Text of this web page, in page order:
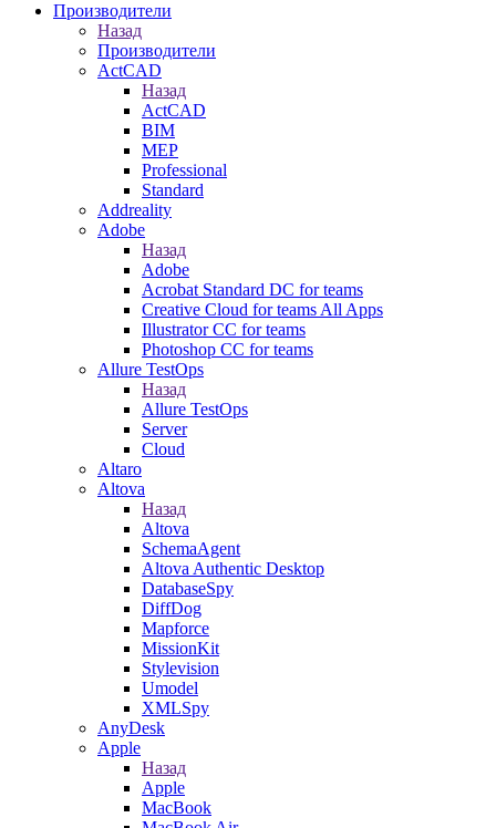
Производители
Назад
Производители
ActCAD
Назад
ActCAD
BIM
MEP
Professional
Standard
Addreality
Adobe
Назад
Adobe
Acrobat Standard DC for teams
Creative Cloud for teams All Apps
Illustrator CC for teams
Photoshop CC for teams
Allure TestOps
Назад
Allure TestOps
Server
Cloud
Altaro
Altova
Назад
Altova
SchemaAgent
Altova Authentic Desktop
DatabaseSpy
DiffDog
Mapforce
MissionKit
Stylevision
Umodel
XMLSpy
AnyDesk
Apple
Назад
Apple
MacBook